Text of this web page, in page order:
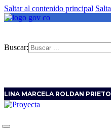
Saltar al contenido principal
Buscar:
LINA MARCELA ROLDAN PRIETO